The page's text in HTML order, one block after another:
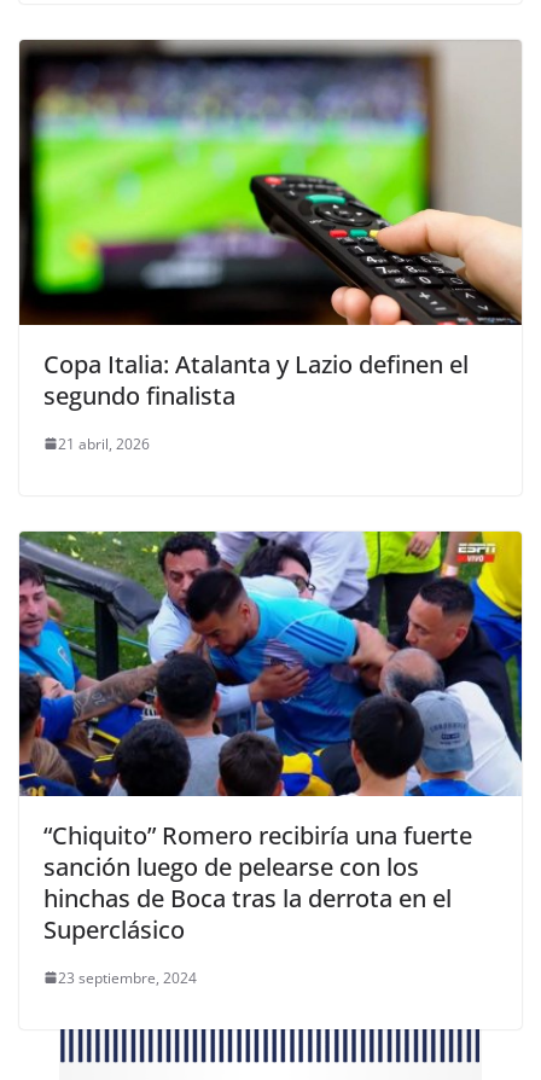
Copa Italia: Atalanta y Lazio definen el
segundo finalista
21 abril, 2026
“Chiquito” Romero recibiría una fuerte
sanción luego de pelearse con los
hinchas de Boca tras la derrota en el
Superclásico
23 septiembre, 2024